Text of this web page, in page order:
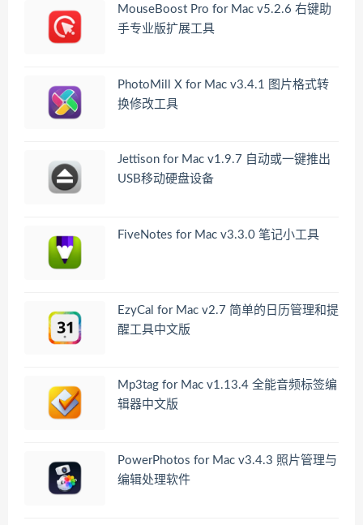
MouseBoost Pro for Mac v5.2.6 右键助
手专业版扩展工具
PhotoMill X for Mac v3.4.1 图片格式转
换修改工具
Jettison for Mac v1.9.7 自动或一键推出
USB移动硬盘设备
FiveNotes for Mac v3.3.0 笔记小工具
EzyCal for Mac v2.7 简单的日历管理和提
醒工具中文版
Mp3tag for Mac v1.13.4 全能音频标签编
辑器中文版
PowerPhotos for Mac v3.4.3 照片管理与
编辑处理软件